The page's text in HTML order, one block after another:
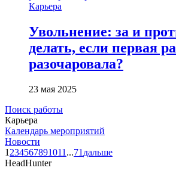
Карьера
Увольнение: за и
делать, если первая
разочаровала?
23 мая 2025
Поиск работы
Карьера
Календарь мероприятий
Новости
1 234567891011 ...71 дальше
HeadHunter